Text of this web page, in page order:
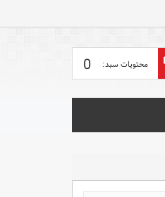
0